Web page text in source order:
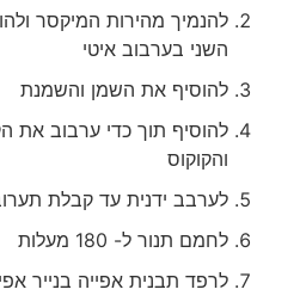
להנמיך מהירות המיקסר
השני בערבוב איטי
להוסיף את השמן והשמנת
להוסיף תוך כדי ערבוב את
והקוקוס
לערבב ידנית עד קבלת
לחמם תנור ל- 180 מעלות
לרפד תבנית אפייה בנייר אפייה